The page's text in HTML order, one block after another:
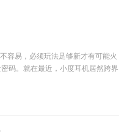
容易，必须玩法足够新才有可能火
码。就在最近，小度耳机居然跨界